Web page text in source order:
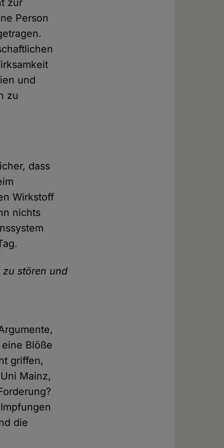
zur
Person
und
zu
dass
Wirkstoff
nichts
zu stören und
Blöße
griffen,
Mainz,
die